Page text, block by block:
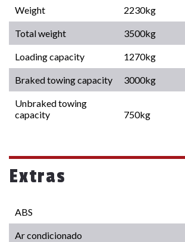
Weight 2230kg
Total weight 3500kg
Loading capacity 1270kg
Braked towing capacity 3000kg
Unbraked towing
capacity
750kg
Extras
ABS
Ar condicionado